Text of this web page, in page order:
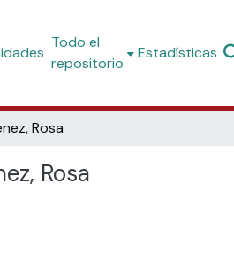
Todo el
repositorio
Estadísticas
Rosa
Rosa